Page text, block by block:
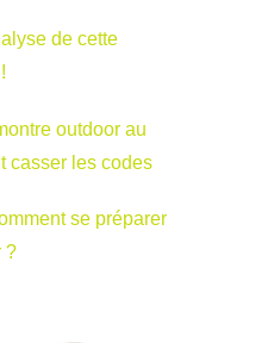
de cette
outdoor au
casser les codes
se préparer
?